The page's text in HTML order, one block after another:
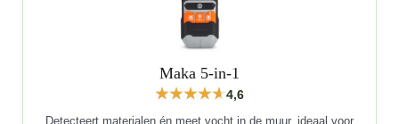
Maka 5-in-1
4,6
Detecteert materialen én meet vocht in de muur, ideaal voor